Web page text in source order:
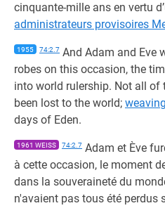
cinquante-mille ans en vertu
administrateurs provisoires
1955 74:2.7 And Adam and Eve
robes on this occasion, the
into world rulership. Not all of
been lost to the world; weaving
days of Eden.
1961 WEISS 74:2.7 Adam et Ève
à cette occasion, le moment
dans la souveraineté du
n'avaient pas tous été perdus